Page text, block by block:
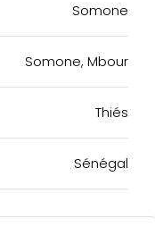
Somone
Somone, Mbour
Thiés
Sénégal